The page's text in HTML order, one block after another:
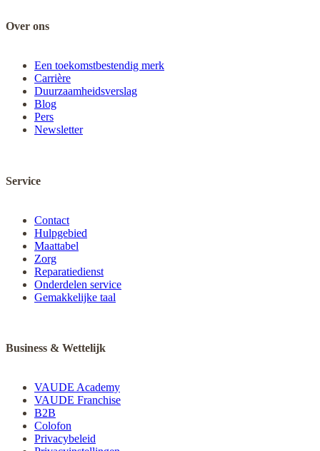
Over ons
Een toekomstbestendig merk
Carrière
Duurzaamheidsverslag
Blog
Pers
Newsletter
Service
Contact
Hulpgebied
Maattabel
Zorg
Reparatiedienst
Onderdelen service
Gemakkelijke taal
Business & Wettelijk
VAUDE Academy
VAUDE Franchise
B2B
Colofon
Privacybeleid